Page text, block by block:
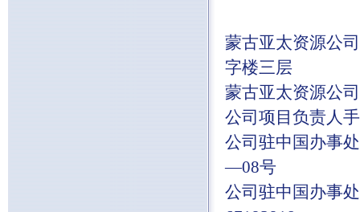
蒙古亚太资源公
字楼三层
蒙古亚太资源公
公司项目负责人
公司驻中国办事
—08号
公司驻中国办事